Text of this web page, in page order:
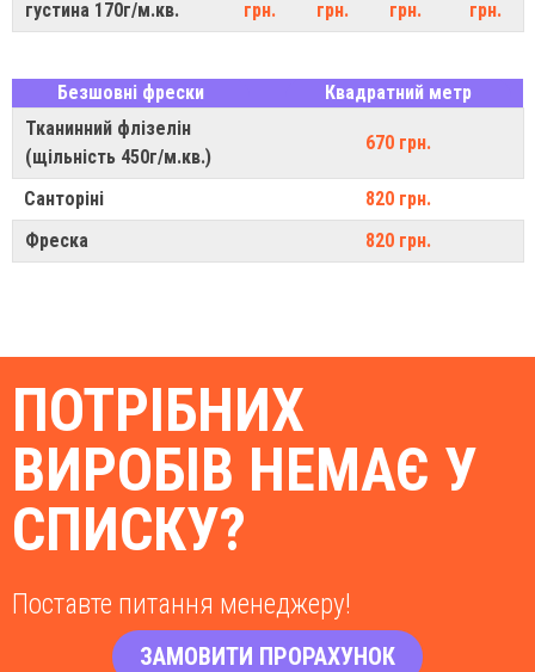
густина 170г/м.кв.
грн.
грн.
грн.
грн.
Безшовні фрески
Квадратний метр
Тканинний флізелін
(щільність 450г/м.кв.)
670 грн.
Санторіні
820 грн.
Фреска
820 грн.
ПОТРІБНИХ
ВИРОБІВ НЕМАЄ У
СПИСКУ?
Поставте питання менеджеру!
ЗАМОВИТИ ПРОРАХУНОК